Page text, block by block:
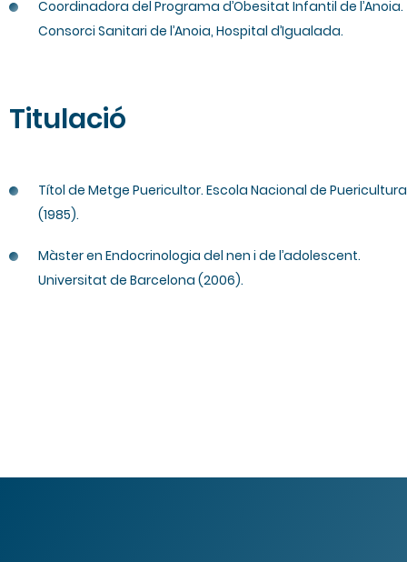
Coordinadora del Programa d’Obesitat Infantil de l’Anoia.
Consorci Sanitari de l’Anoia, Hospital d’Igualada.
Titulació
Títol de Metge Puericultor. Escola Nacional de Puericultura
(1985).
Màster en Endocrinologia del nen i de l’adolescent.
Universitat de Barcelona (2006).